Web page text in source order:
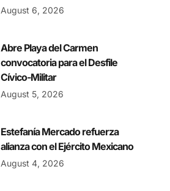
August 6, 2026
Abre Playa del Carmen
convocatoria para el Desfile
Cívico-Militar
August 5, 2026
Estefanía Mercado refuerza
alianza con el Ejército Mexicano
August 4, 2026